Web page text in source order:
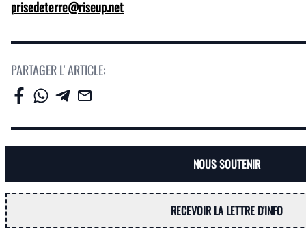
prisedeterre@riseup.net
PARTAGER L' ARTICLE:
NOUS SOUTENIR
RECEVOIR LA LETTRE D'INFO